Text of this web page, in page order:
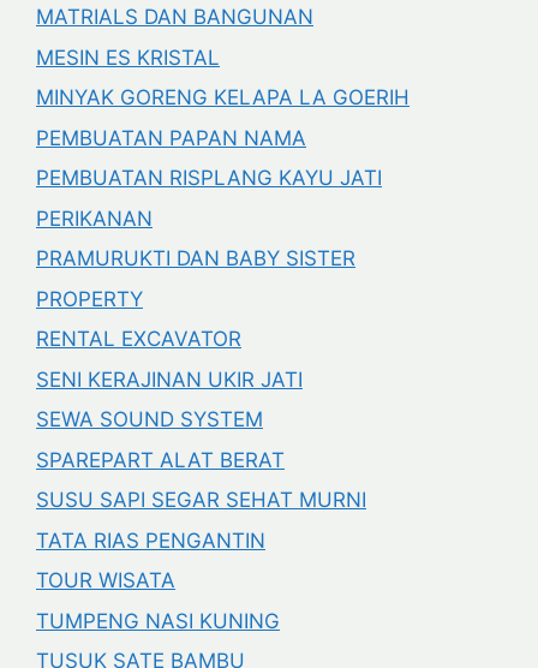
MATRIALS DAN BANGUNAN
MESIN ES KRISTAL
MINYAK GORENG KELAPA LA GOERIH
PEMBUATAN PAPAN NAMA
PEMBUATAN RISPLANG KAYU JATI
PERIKANAN
PRAMURUKTI DAN BABY SISTER
PROPERTY
RENTAL EXCAVATOR
SENI KERAJINAN UKIR JATI
SEWA SOUND SYSTEM
SPAREPART ALAT BERAT
SUSU SAPI SEGAR SEHAT MURNI
TATA RIAS PENGANTIN
TOUR WISATA
TUMPENG NASI KUNING
TUSUK SATE BAMBU